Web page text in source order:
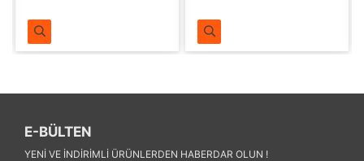
E-BÜLTEN
YENI VE INDIRIMLI ÜRÜNLERDEN HABERDAR OLUN !